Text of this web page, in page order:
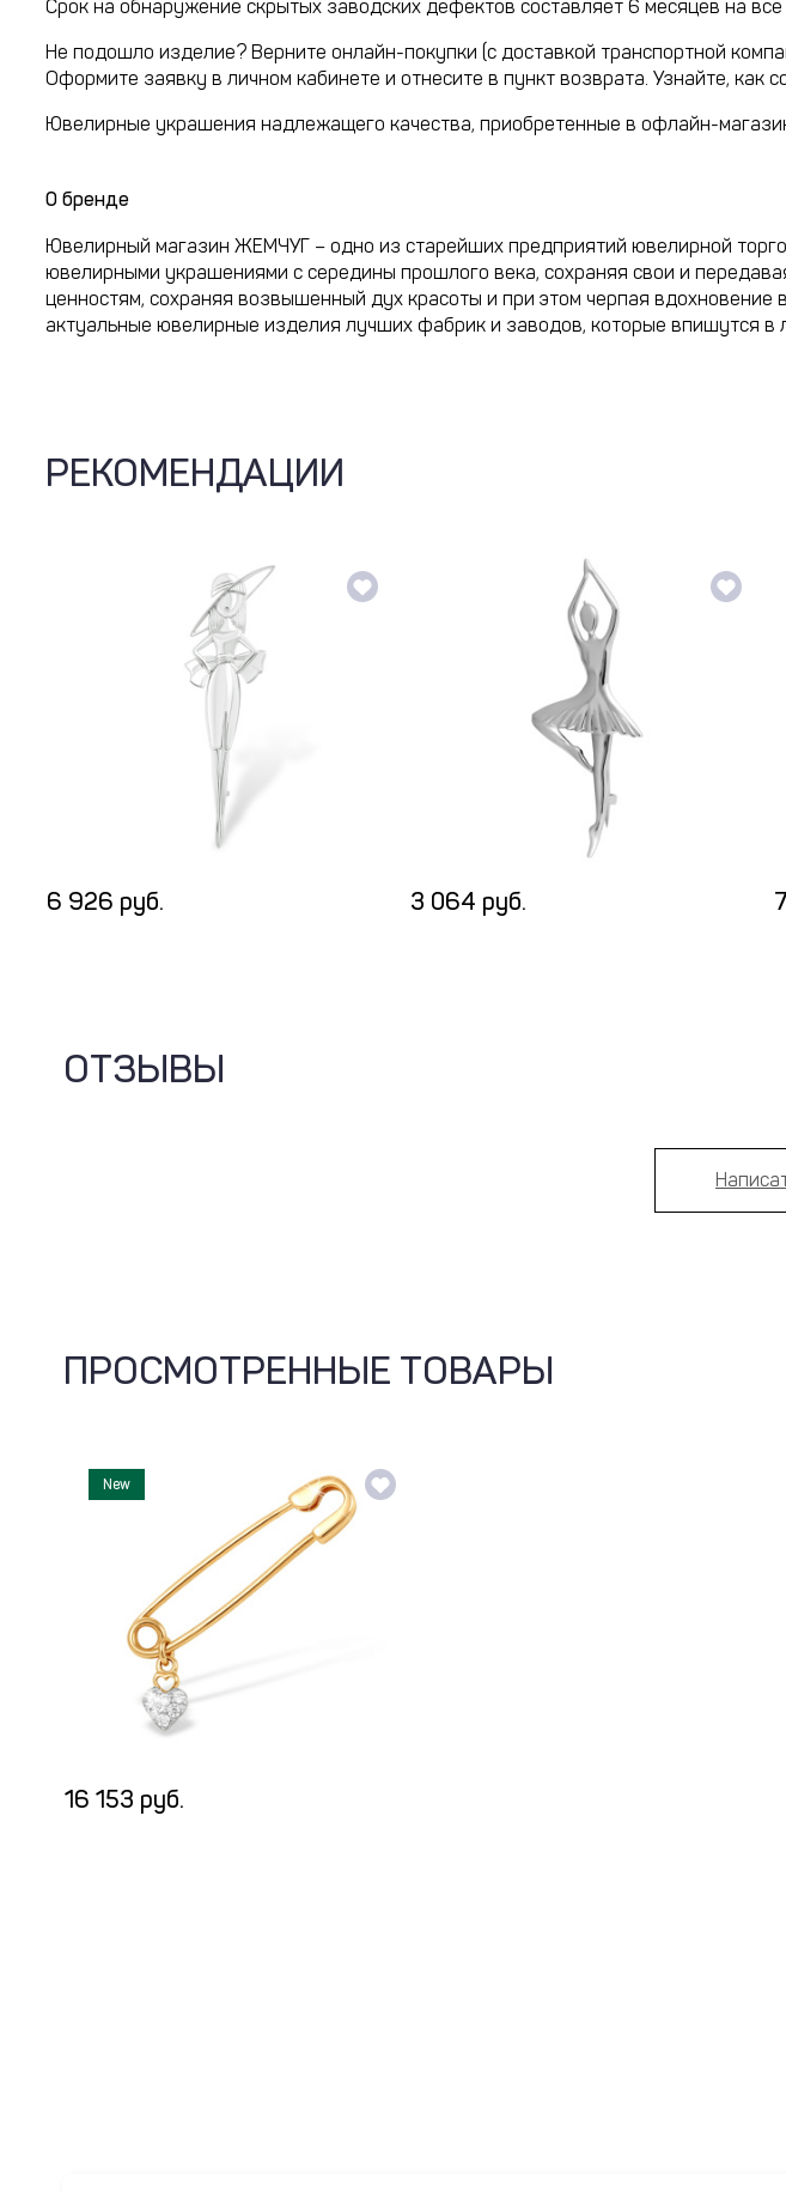
Срок на обнаружение скрытых заводских дефектов составляет 6 месяцев на
Не подошло изделие? Верните онлайн-покупки (с доставкой транспортной
Оформите заявку в личном кабинете и отнесите в пункт возврата. Узнайте, как
Ювелирные украшения надлежащего качества, приобретенные в офлайн-
О бренде
Ювелирный магазин ЖЕМЧУГ – одно из старейших предприятий ювелирной
ювелирными украшениями с середины прошлого века, сохраняя свои и
ценностям, сохраняя возвышенный дух красоты и при этом черпая
актуальные ювелирные изделия лучших фабрик и заводов, которые впишутся
РЕКОМЕНДАЦИИ
6 926 руб. 3 064 руб.
ОТЗЫВЫ
ПРОСМОТРЕННЫЕ ТОВАРЫ
New
16 153 руб.